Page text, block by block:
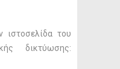
ιστοσελίδα του
δικτύωσης: